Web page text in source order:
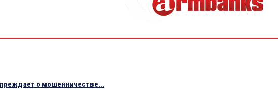
о мошенничестве...